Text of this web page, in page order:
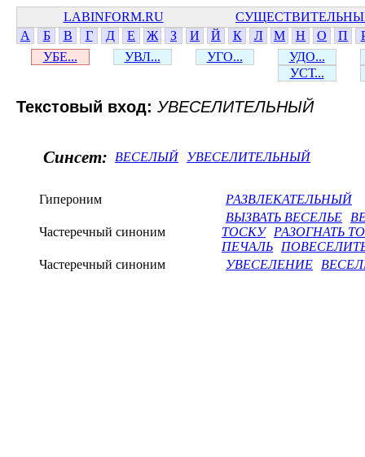
LABINFORM.RU
А
Б В Г Д Е Ж З И Й К Л М Н О П
УБЕ...
УВЛ... УГО...
УДО...
УСТ...
Текстовый вход: УВЕСЕЛИТЕЛЬНЫЙ
Синсет: ВЕСЕЛЫЙ УВЕСЕЛИТЕЛЬНЫЙ
Гипероним РАЗВЛЕКАТЕЛЬНЫЙ
Частеречный синоним
ВЫЗВАТЬ ВЕСЕЛЬЕ
ТОСКУ
РАЗОГНАТЬ
ПЕЧАЛЬ
Частеречный синоним
УВЕСЕЛЕНИЕ